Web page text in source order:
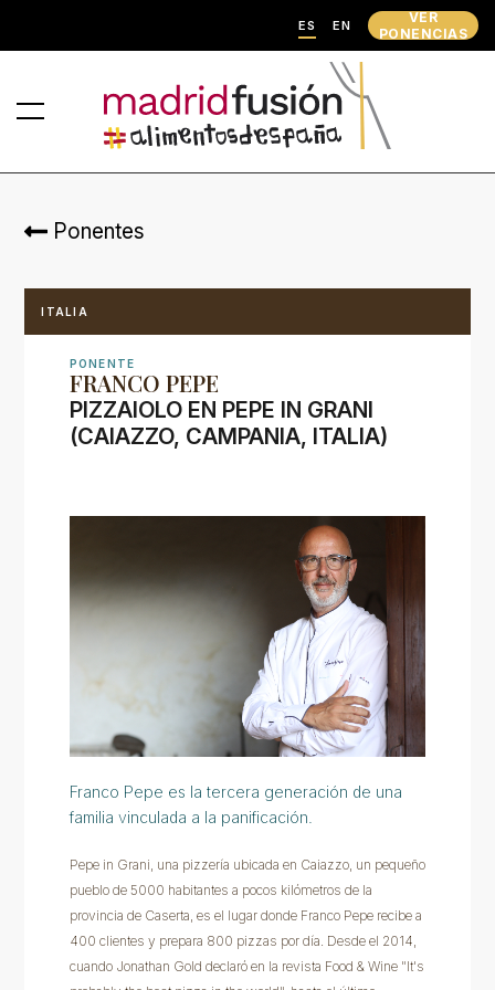
ES EN
VER
PONENCIAS
Ponentes
ITALIA
PONENTE
FRANCO PEPE
PIZZAIOLO EN PEPE IN GRANI
(CAIAZZO, CAMPANIA, ITALIA)
Franco Pepe es la tercera generación de una
familia vinculada a la panificación.
Pepe in Grani, una pizzería ubicada en Caiazzo, un pequeño
pueblo de 5000 habitantes a pocos kilómetros de la
provincia de Caserta, es el lugar donde Franco Pepe recibe a
400 clientes y prepara 800 pizzas por día. Desde el 2014,
cuando Jonathan Gold declaró en la revista Food & Wine "It's